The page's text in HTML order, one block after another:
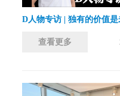
D人物专访 | 独有的价值
查看更多